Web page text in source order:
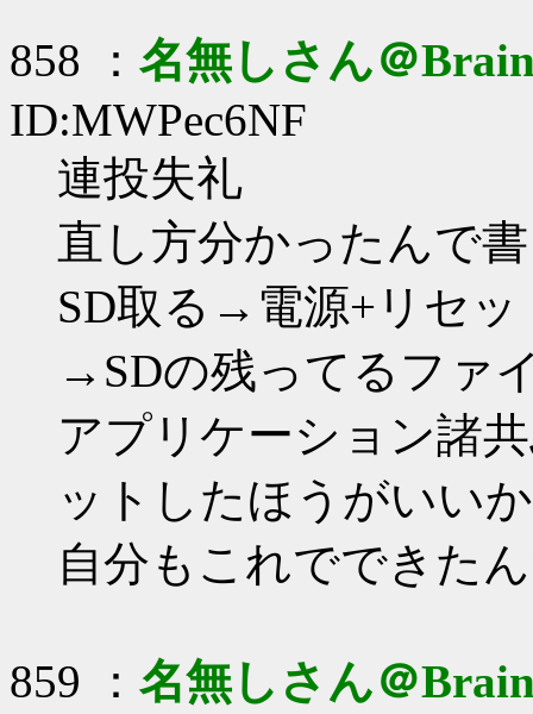
858 ： 名無しさん＠
ID:MWPec6NF
連投失礼
直し方分かったんで
SD取る→電源+リセッ
→SDの残ってるファ
アプリケーション諸
ットしたほうがいい
自分もこれでできた
859 ： 名無しさん＠